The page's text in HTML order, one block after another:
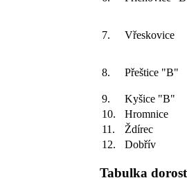
7. Vřeskovice
8. Přeštice "B"
9. Kyšice "B"
10.
Hromnice
11.
Ždírec
12.
Dobřív
Tabulka